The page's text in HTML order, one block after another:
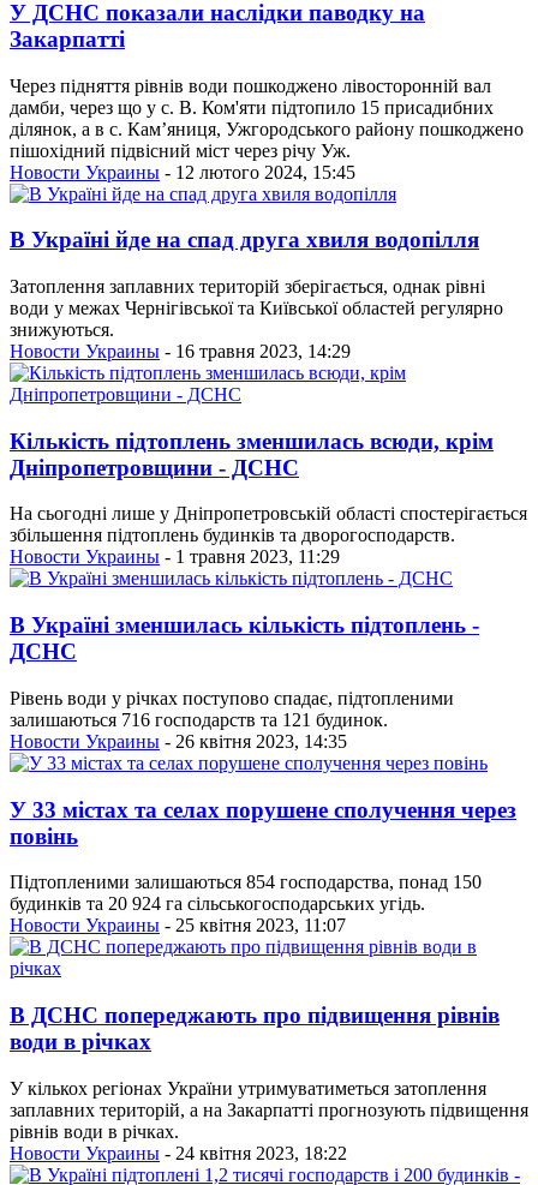
У ДСНС показали наслідки паводку на
Закарпатті
Через підняття рівнів води пошкоджено лівосторонній вал
дамби, через що у с. В. Ком'яти підтопило 15 присадибних
ділянок, а в с. Кам’яниця, Ужгородського району пошкоджено
пішохідний підвісний міст через річу Уж.
Новости Украины - 12 лютого 2024, 15:45
В Україні йде на спад друга хвиля водопілля
Затоплення заплавних територій зберігається, однак рівні
води у межах Чернігівської та Київської областей регулярно
знижуються.
Новости Украины - 16 травня 2023, 14:29
Кількість підтоплень зменшилась всюди, крім
Дніпропетровщини - ДСНС
На сьогодні лише у Дніпропетровській області спостерігається
збільшення підтоплень будинків та дворогосподарств.
Новости Украины - 1 травня 2023, 11:29
В Україні зменшилась кількість підтоплень -
ДСНС
Рівень води у річках поступово спадає, підтопленими
залишаються 716 господарств та 121 будинок.
Новости Украины - 26 квітня 2023, 14:35
У 33 містах та селах порушене сполучення через
повінь
Підтопленими залишаються 854 господарства, понад 150
будинків та 20 924 га сільськогосподарських угідь.
Новости Украины - 25 квітня 2023, 11:07
В ДСНС попереджають про підвищення рівнів
води в річках
У кількох регіонах України утримуватиметься затоплення
заплавних територій, а на Закарпатті прогнозують підвищення
рівнів води в річках.
Новости Украины - 24 квітня 2023, 18:22